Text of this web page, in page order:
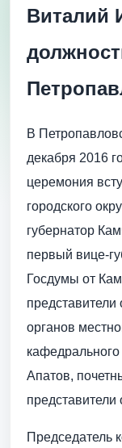
Виталий
В
декабря 2016
церемония
городского
губернатор
первый вице-
Госдумы от
представители
органов
Апатов,
Председатель